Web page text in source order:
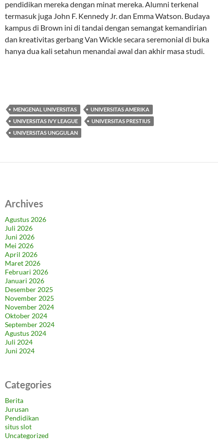
pendidikan mereka dengan minat mereka. Alumni terkenal
termasuk juga John F. Kennedy Jr. dan Emma Watson. Budaya
kampus di Brown ini di tandai dengan semangat kemandirian
dan kreativitas gerbang Van Wickle secara seremonial di buka
hanya dua kali setahun menandai awal dan akhir masa studi.
MENGENAL UNIVERSITAS
UNIVERSITAS AMERIKA
UNIVERSITAS IVY LEAGUE
UNIVERSITAS PRESTIUS
UNIVERSITAS UNGGULAN
Archives
Agustus 2026
Juli 2026
Juni 2026
Mei 2026
April 2026
Maret 2026
Februari 2026
Januari 2026
Desember 2025
November 2025
November 2024
Oktober 2024
September 2024
Agustus 2024
Juli 2024
Juni 2024
Categories
Berita
Jurusan
Pendidikan
situs slot
Uncategorized